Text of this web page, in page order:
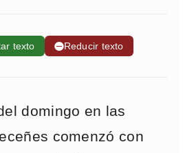
texto ➖Reducir texto
domingo en las
comenzó con